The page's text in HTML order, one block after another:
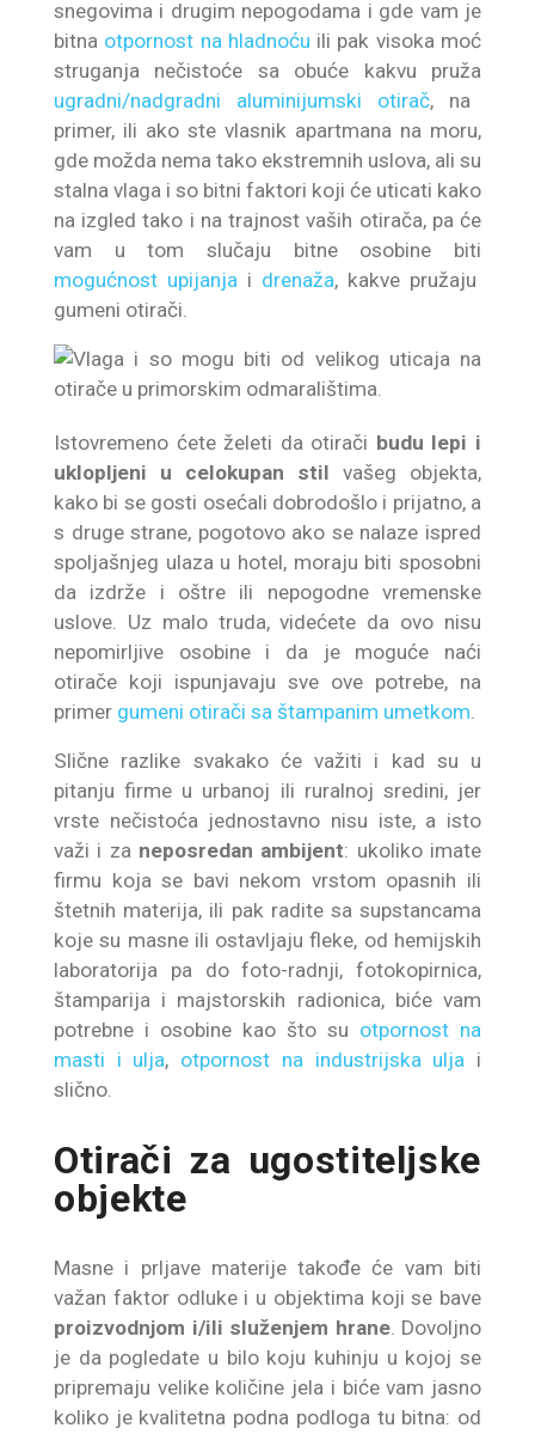
snegovima i drugim nepogodama i gde vam je
bitna otpornost na hladnoću ili pak visoka moć
struganja nečistoće sa obuće kakvu pruža
ugradni/nadgradni aluminijumski otirač, na
primer, ili ako ste vlasnik apartmana na moru,
gde možda nema tako ekstremnih uslova, ali su
stalna vlaga i so bitni faktori koji će uticati kako
na izgled tako i na trajnost vaših otirača, pa će
vam u tom slučaju bitne osobine biti
mogućnost upijanja i drenaža, kakve pružaju
gumeni otirači.
Istovremeno ćete želeti da otirači budu lepi i
uklopljeni u celokupan stil vašeg objekta,
kako bi se gosti osećali dobrodošlo i prijatno, a
s druge strane, pogotovo ako se nalaze ispred
spoljašnjeg ulaza u hotel, moraju biti sposobni
da izdrže i oštre ili nepogodne vremenske
uslove. Uz malo truda, videćete da ovo nisu
nepomirljive osobine i da je moguće naći
otirače koji ispunjavaju sve ove potrebe, na
primer gumeni otirači sa štampanim umetkom.
Slične razlike svakako će važiti i kad su u
pitanju firme u urbanoj ili ruralnoj sredini, jer
vrste nečistoća jednostavno nisu iste, a isto
važi i za neposredan ambijent: ukoliko imate
firmu koja se bavi nekom vrstom opasnih ili
štetnih materija, ili pak radite sa supstancama
koje su masne ili ostavljaju fleke, od hemijskih
laboratorija pa do foto-radnji, fotokopirnica,
štamparija i majstorskih radionica, biće vam
potrebne i osobine kao što su otpornost na
masti i ulja, otpornost na industrijska ulja i
slično.
Otirači za ugostiteljske
objekte
Masne i prljave materije takođe će vam biti
važan faktor odluke i u objektima koji se bave
proizvodnjom i/ili služenjem hrane. Dovoljno
je da pogledate u bilo koju kuhinju u kojoj se
pripremaju velike količine jela i biće vam jasno
koliko je kvalitetna podna podloga tu bitna: od